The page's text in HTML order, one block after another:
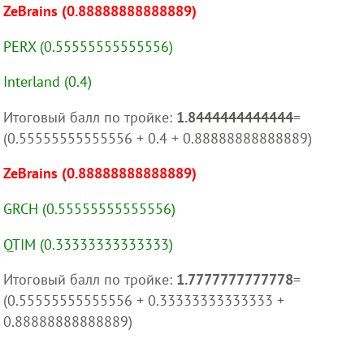
ZeBrains (0.88888888888889)
PERX (0.55555555555556)
Interland (0.4)
Итоговый балл по тройке: 1.8444444444444=
(0.55555555555556 + 0.4 + 0.88888888888889)
ZeBrains (0.88888888888889)
GRCH (0.55555555555556)
QTIM (0.33333333333333)
Итоговый балл по тройке: 1.7777777777778=
(0.55555555555556 + 0.33333333333333 +
0.88888888888889)